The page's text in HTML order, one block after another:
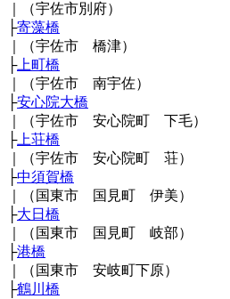
｜（宇佐市別府）
├寄藻橋
｜（宇佐市 橋津）
├上町橋
｜（宇佐市 南宇佐）
├安心院大橋
｜（宇佐市 安心院町 下毛）
├上荘橋
｜（宇佐市 安心院町 荘）
├中須賀橋
｜（国東市 国見町 伊美）
├大日橋
｜（国東市 国見町 岐部）
├港橋
｜（国東市 安岐町下原）
├鶴川橋